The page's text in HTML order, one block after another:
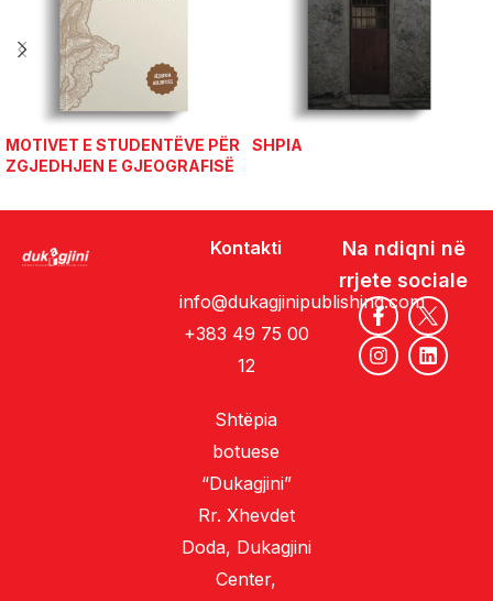
MOTIVET E STUDENTËVE PËR
ZGJEDHJEN E GJEOGRAFISË
SHPIA
Kontakti
info@dukagjinipublishing.com
+383 49 75 00
12
Shtëpia
botuese
“Dukagjini”
Rr. Xhevdet
Doda, Dukagjini
Center,
Na ndiqni në
rrjete sociale